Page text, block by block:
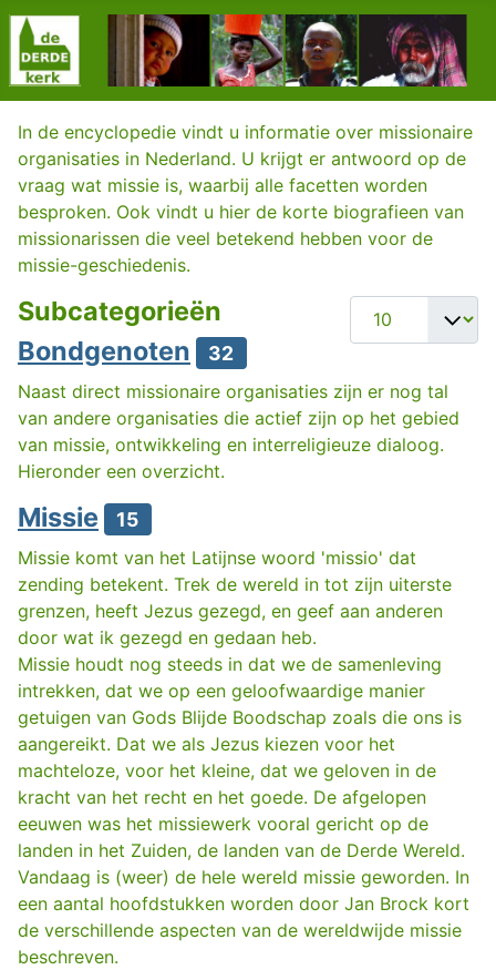
In de encyclopedie vindt u informatie over missionaire
organisaties in Nederland. U krijgt er antwoord op de
vraag wat missie is, waarbij alle facetten worden
besproken. Ook vindt u hier de korte biografieen van
missionarissen die veel betekend hebben voor de
missie-geschiedenis.
Toon #
Subcategorieën
Bondgenoten
32
Naast direct missionaire organisaties zijn er nog tal
van andere organisaties die actief zijn op het gebied
van missie, ontwikkeling en interreligieuze dialoog.
Hieronder een overzicht.
Missie 15
Missie komt van het Latijnse woord 'missio' dat
zending betekent. Trek de wereld in tot zijn uiterste
grenzen, heeft Jezus gezegd, en geef aan anderen
door wat ik gezegd en gedaan heb.
Missie houdt nog steeds in dat we de samenleving
intrekken, dat we op een geloofwaardige manier
getuigen van Gods Blijde Boodschap zoals die ons is
aangereikt. Dat we als Jezus kiezen voor het
machteloze, voor het kleine, dat we geloven in de
kracht van het recht en het goede. De afgelopen
eeuwen was het missiewerk vooral gericht op de
landen in het Zuiden, de landen van de Derde Wereld.
Vandaag is (weer) de hele wereld missie geworden. In
een aantal hoofdstukken worden door Jan Brock kort
de verschillende aspecten van de wereldwijde missie
beschreven.